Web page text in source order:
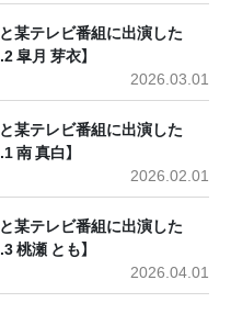
某テレビ番組に出演した
皐月 芽衣】
2026.03.01
某テレビ番組に出演した
南 真白】
2026.02.01
某テレビ番組に出演した
桃瀬 とも】
2026.04.01